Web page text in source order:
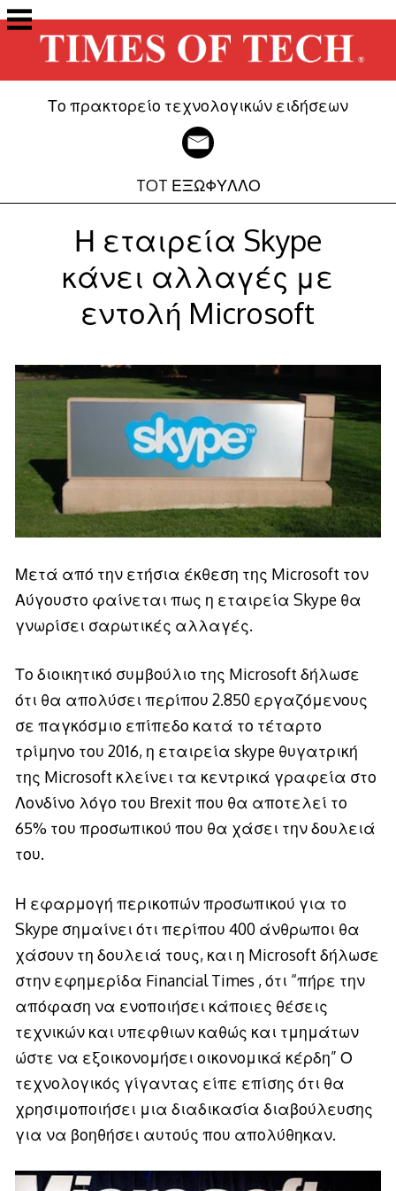
Μετάβαση
στο
περιεχόμενο
Το πρακτορείο τεχνολογικών ειδήσεων
TOT ΕΞΩΦΥΛΛΟ
Η εταιρεία Skype
κάνει αλλαγές με
εντολή Microsoft
Μετά από την ετήσια έκθεση της Microsoft τον
Αύγουστο φαίνεται πως η εταιρεία Skype θα
γνωρίσει σαρωτικές αλλαγές.
Το διοικητικό συμβούλιο της Microsoft δήλωσε
ότι θα απολύσει περίπου 2.850 εργαζόμενους
σε παγκόσμιο επίπεδο κατά το τέταρτο
τρίμηνο του 2016, η εταιρεία skype θυγατρική
της Microsoft κλείνει τα κεντρικά γραφεία στο
Λονδίνο λόγο του Brexit που θα αποτελεί το
65% του προσωπικού που θα χάσει την δουλειά
του.
Η εφαρμογή περικοπών προσωπικού για το
Skype σημαίνει ότι περίπου 400 άνθρωποι θα
χάσουν τη δουλειά τους, και η Microsoft δήλωσε
στην εφημερίδα Financial Times , ότι “πήρε την
απόφαση να ενοποιήσει κάποιες θέσεις
τεχνικών και υπεφθιων καθώς και τμημάτων
ώστε να εξοικονομήσει οικονομικά κέρδη” Ο
τεχνολογικός γίγαντας είπε επίσης ότι θα
χρησιμοποιήσει μια διαδικασία διαβούλευσης
για να βοηθήσει αυτούς που απολύθηκαν.